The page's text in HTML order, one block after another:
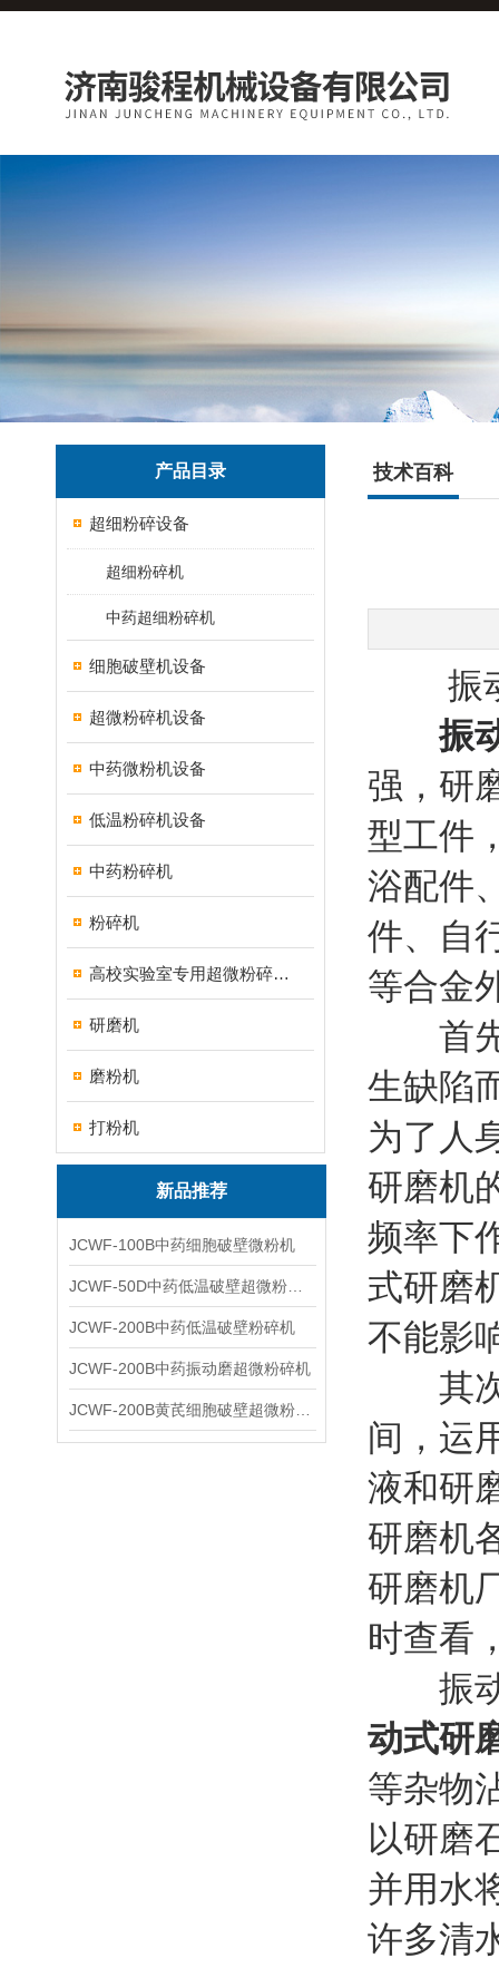
产品目录
超细粉碎设备
超细粉碎机
中药超细粉碎机
细胞破壁机设备
超微粉碎机设备
中药微粉机设备
低温粉碎机设备
中药粉碎机
粉碎机
高校实验室专用超微粉碎机设备
研磨机
磨粉机
打粉机
新品推荐
JCWF-100B中药细胞破壁微粉机
JCWF-200B中药低温破壁粉碎机
JCWF-200B中药振动磨超微粉碎机
技术百科
振动
振
强，研
型工件
浴配件
件、自
等合金
首先
生缺陷
为了人
研磨机
频率下
式研磨
不能影
其次
间，运
液和研
研磨机
研磨机
时查看
振动
动式研
等杂物
以研磨
并用水
许多清